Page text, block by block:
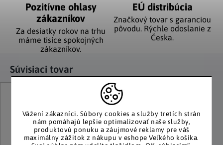
Vážení zákazníci. Súbory cookies a služby tretích strán
nám pomáhajú lepšie optimalizovať naše služby,
produktovú ponuku a záujmové reklamy pre váš
maximálny zážitok z nákupu v eshope Veľkého košíka.
Pozitívne ohlasy
zákazníkov
Za desiatky rokov na trhu
máme tisíce spokojných
zákazníkov.
EÚ distribúcia
Značkový tovar s garanciou
pôvodu. Rýchle odoslanie z
Česka.
Súvisiaci tovar